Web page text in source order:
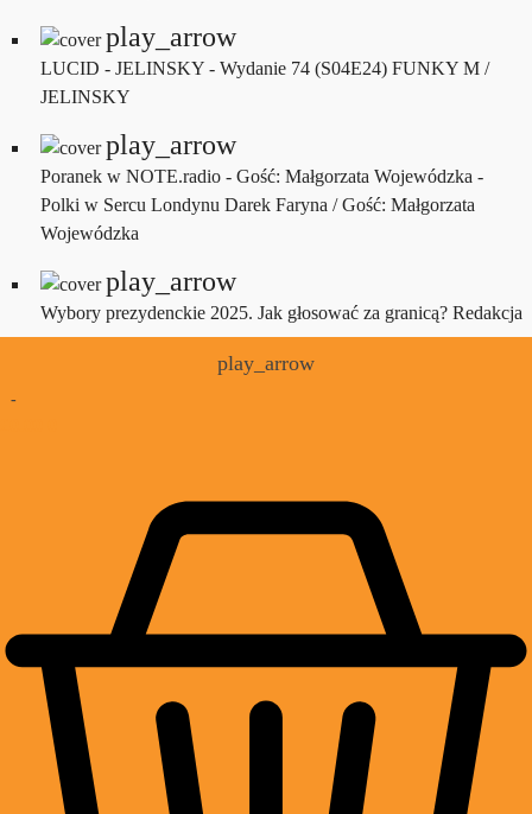
play_arrow
LUCID - JELINSKY - Wydanie 74 (S04E24) FUNKY M /
JELINSKY
play_arrow
Poranek w NOTE.radio - Gość: Małgorzata Wojewódzka -
Polki w Sercu Londynu Darek Faryna / Gość: Małgorzata
Wojewódzka
play_arrow
Wybory prezydenckie 2025. Jak głosować za granicą? Redakcja
play_arrow
-